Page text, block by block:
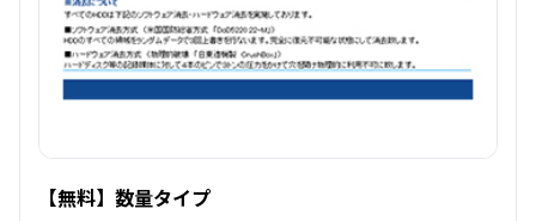
【無料】数量タイプ